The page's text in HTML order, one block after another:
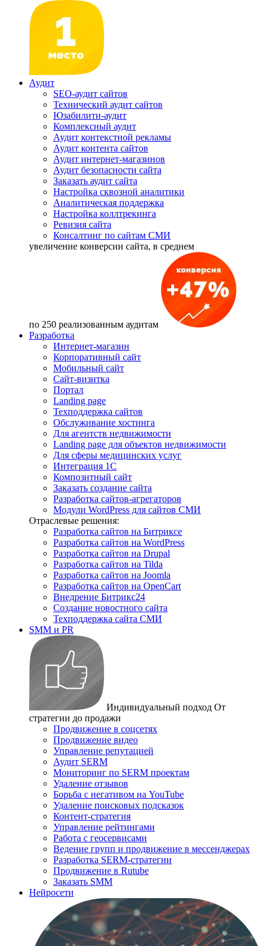
Аудит
SEO-аудит сайтов
Технический аудит сайтов
Юзабилити-аудит
Комплексный аудит
Аудит контекстной рекламы
Аудит контента сайтов
Аудит интернет-магазинов
Аудит безопасности сайта
Заказать аудит сайта
Настройка сквозной аналитики
Аналитическая поддержка
Настройка коллтрекинга
Ревизия сайта
Консалтинг по сайтам СМИ
увеличение конверсии сайта, в среднем
по 250 реализованным аудитам
Разработка
Интернет-магазин
Корпоративный сайт
Мобильный сайт
Сайт-визитка
Портал
Landing page
Техподдержка сайтов
Обслуживание хостинга
Для агентств недвижимости
Landing page для объектов недвижимости
Для сферы медицинских услуг
Интеграция 1С
Композитный сайт
Заказать создание сайта
Разработка сайтов-агрегаторов
Модули WordPress для сайтов СМИ
Отраслевые решения:
Разработка сайтов на Битриксе
Разработка сайтов на WordPress
Разработка сайтов на Drupal
Разработка сайтов на Tilda
Разработка сайтов на Joomla
Разработка сайтов на OpenCart
Внедрение Битрикс24
Создание новостного сайта
Техподдержка сайта СМИ
SMM и PR
Индивидуальный подход От
стратегии до продажи
Продвижение в соцсетях
Продвижение видео
Управление репутацией
Аудит SERM
Мониторинг по SERM проектам
Удаление отзывов
Борьба с негативом на YouTube
Удаление поисковых подсказок
Контент-стратегия
Управление рейтингами
Работа с геосервисами
Ведение групп и продвижение в мессенджерах
Разработка SERM-стратегии
Продвижение в Rutube
Заказать SMM
Нейросети